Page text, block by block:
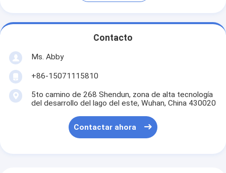
Contacto
Ms. Abby
+86-15071115810
5to camino de 268 Shendun, zona de alta tecnología
del desarrollo del lago del este, Wuhan, China 430020
Contactar ahora